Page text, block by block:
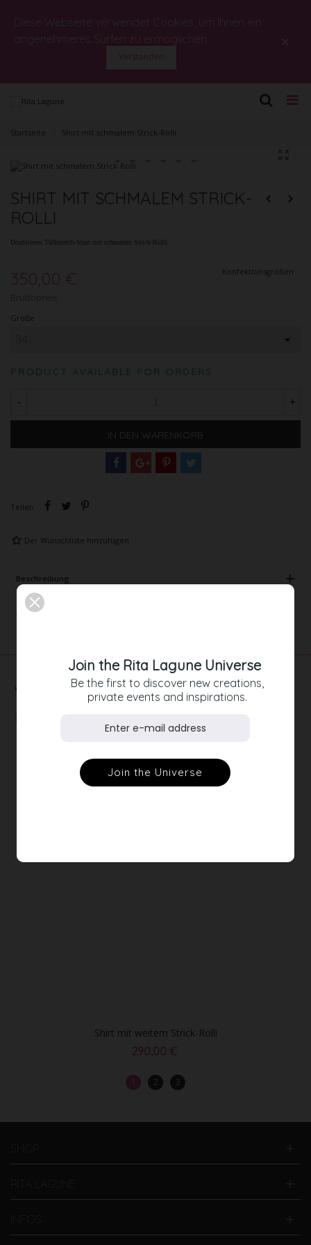
Diese Webseite verwendet Cookies, um Ihnen ein
angenehmeres Surfen zu ermöglichen.
Verstanden
×
Startseite Shirt mit schmalem Strick-Rolli
SHIRT MIT SCHMALEM STRICK-
ROLLI
Doubliertes Tüllstretch-Shirt mit schmalem Strick-Rolli
350,00 € Konfektionsgrößen
Größe
PRODUCT AVAILABLE FOR ORDERS
- +
IN DEN WARENKORB
Teilen
Der Wunschliste hinzufügen
Beschreibung
Artikeldetails
RELATED
Shirt mit weitem Strick-Rolli
290,00 €
2 3
Join the Rita Lagune Universe
Be the first to discover new creations,
private events and inspirations.